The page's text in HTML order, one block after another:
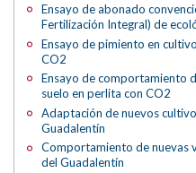
Ensayo de abonado
Fertilización Integral) de
Ensayo de pimiento en
CO2
Ensayo de comportamiento
suelo en perlita con CO2
Adaptación de nuevos
Guadalentín
Comportamiento de nuevas
del Guadalentín